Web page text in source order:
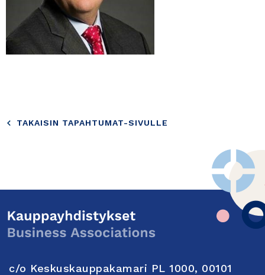
TAKAISIN TAPAHTUMAT-SIVULLE
c/o Keskuskauppakamari PL 1000, 00101